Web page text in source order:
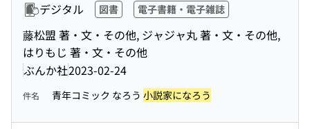
デジタル 図書 電子書籍・電子雑誌
藤松盟 著・文・その他, ジャジャ丸 著・文・その他,
はりもじ 著・文・その他
ぶんか社2023-02-24
件名 青年コミック なろう 小説家になろう